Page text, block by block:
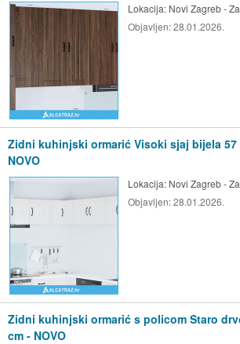
Lokacija: Novi Zagreb -
Objavljen:28.01.2026.
Zidni kuhinjski ormarić Visoki sjaj bijela 57
NOVO
Lokacija: Novi Zagreb -
Objavljen:28.01.2026.
Zidni kuhinjski ormarić s policom Staro
cm - NOVO